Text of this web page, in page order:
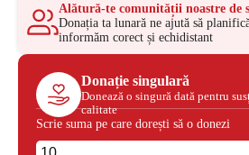
Alătură-te comunității noastre de
Donația ta lunară ne ajută să
informăm corect și echidistant
Donație singulară
Donează o singură dată pentru
calitate
Scrie suma pe care dorești să o donezi